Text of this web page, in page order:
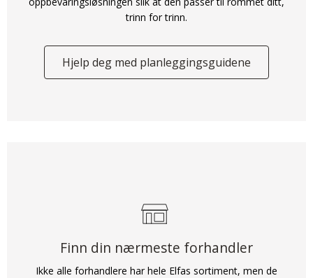
trinn for trinn.
Hjelp deg med planleggingsguidene
Finn din nærmeste forhandler
Ikke alle forhandlere har hele Elfas sortiment, men de